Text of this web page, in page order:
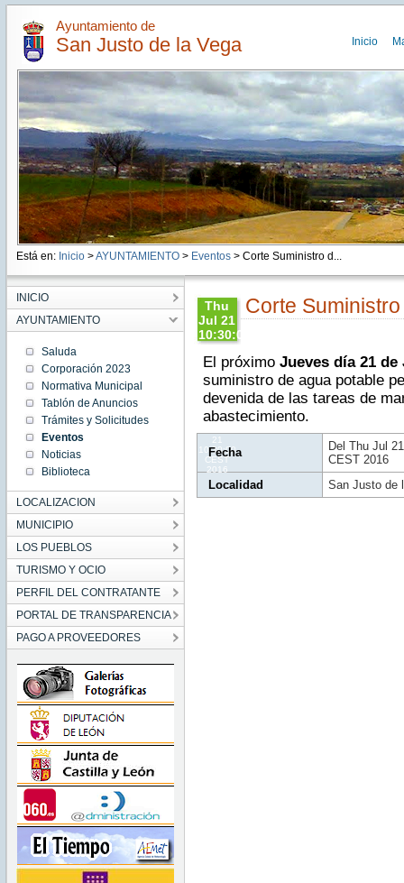
Ayuntamiento de
San Justo de la Vega Inicio
Está en: Inicio >AYUNTAMIENTO> Eventos> Corte Suministro d...
INICIO
AYUNTAMIENTO
Saluda
Corporación 2023
Normativa Municipal
Tablón de Anuncios
Trámites y Solicitudes
Eventos
Noticias
Biblioteca
LOCALIZACION
MUNICIPIO
LOS PUEBLOS
TURISMO Y OCIO
PERFIL DEL CONTRATANTE
PORTAL DE TRANSPARENCIA
PAGO A PROVEEDORES
Thu
Jul 21
10:30:00
2016
Thu Jul
21
10:30:00
CEST
2016
21
10:30:00
CEST
2016
Corte
El próximo Jueves día 21
suministro de agua potable
devenida de las tareas de
abastecimiento.
Fecha
Del Thu Jul
CEST 2016
Localidad
San Justo de